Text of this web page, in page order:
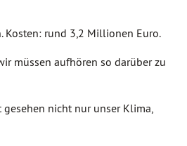
Kosten: rund 3,2 Millionen Euro.
müssen aufhören so darüber zu
nicht nur unser Klima,